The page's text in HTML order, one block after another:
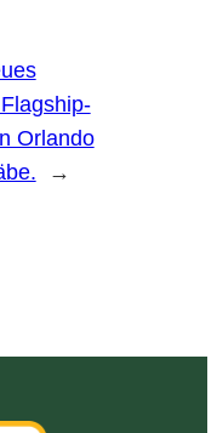
Orlando
→